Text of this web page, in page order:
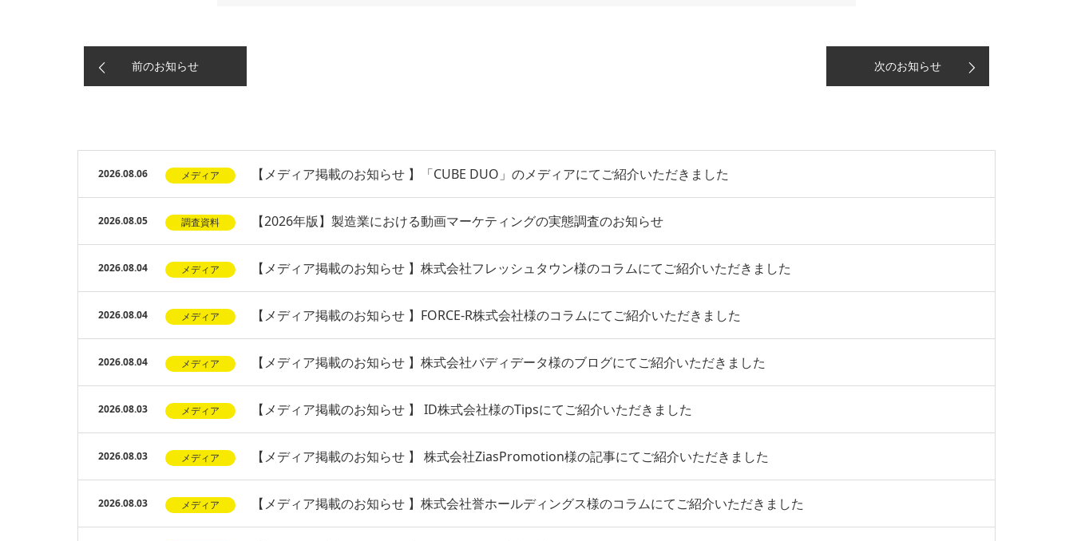
前のお知らせ 次のお知らせ
2026.08.06 メディア 【メディア掲載のお知らせ 】「CUBE DUO」のメディアにてご紹介いただきました
2026.08.05 調査資料 【2026年版】製造業における動画マーケティングの実態調査のお知らせ
2026.08.04 メディア 【メディア掲載のお知らせ 】株式会社フレッシュタウン様のコラムにてご紹介いただきました
2026.08.04 メディア 【メディア掲載のお知らせ 】FORCE-R株式会社様のコラムにてご紹介いただきました
2026.08.04 メディア 【メディア掲載のお知らせ 】株式会社バディデータ様のブログにてご紹介いただきました
2026.08.03 メディア 【メディア掲載のお知らせ 】 ID株式会社様のTipsにてご紹介いただきました
2026.08.03 メディア 【メディア掲載のお知らせ 】 株式会社ZiasPromotion様の記事にてご紹介いただきました
2026.08.03 メディア 【メディア掲載のお知らせ 】株式会社誉ホールディングス様のコラムにてご紹介いただきました